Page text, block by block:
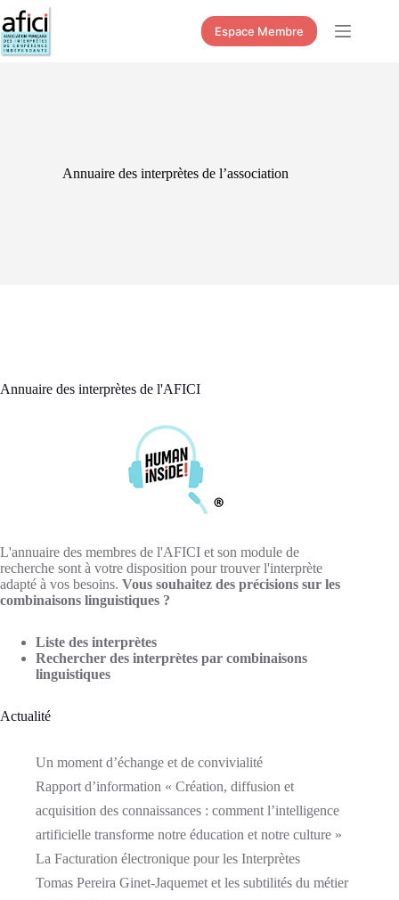
Passer
au
contenu
Espace Membre
Annuaire des interprètes de l’association
Annuaire des interprètes de l'AFICI
L'annuaire des membres de l'AFICI et son module de
recherche sont à votre disposition pour trouver l'interprète
adapté à vos besoins. Vous souhaitez des précisions sur les
combinaisons linguistiques ?
Liste des interprètes
Rechercher des interprètes par combinaisons
linguistiques
Actualité
Un moment d’échange et de convivialité
Rapport d’information « Création, diffusion et
acquisition des connaissances : comment l’intelligence
artificielle transforme notre éducation et notre culture »
La Facturation électronique pour les Interprètes
Tomas Pereira Ginet-Jaquemet et les subtilités du métier